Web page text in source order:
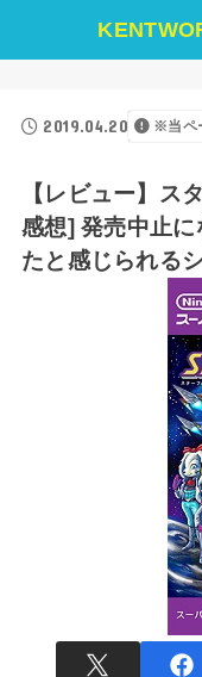
2019.04.20 ※当ペ
【レビュー】ス
感想] 発売中止
たと感じられる